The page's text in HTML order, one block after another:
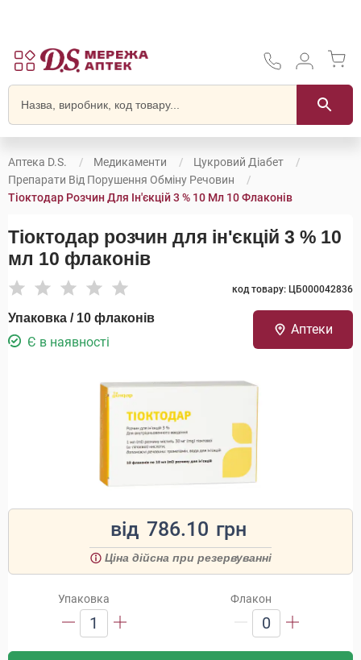
Аптека D.S. Медикаменти
Цукровий Діабет
Препарати Від Порушення Обміну Речовин
Тіоктодар Розчин Для Ін'єкцій 3 % 10 Мл 10 Флаконів
Тіоктодар розчин для ін'єкцій 3 % 10
мл 10 флаконів
код товару: ЦБ000042836
Упаковка / 10 флаконів
Є в наявності
Аптеки
від 786.10 грн
Ціна дійсна при резервуванні
Упаковка
1
Флакон
0